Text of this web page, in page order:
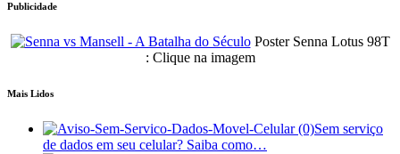
Publicidade
Poster Senna Lotus 98T
: Clique na imagem
Mais Lidos
Sem serviço
de dados em seu celular? Saiba como…